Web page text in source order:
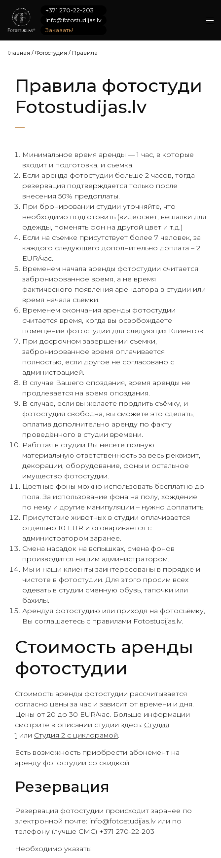
+371 270-22-203
info@fotostudijas.lv
Заказать!
Главная / Фотостудия / Правила
Правила фотостуди
Fotostudijas.lv
Минимальное время аренды — 1 час, в которые
входит и подготовка, и съемка.
Если аренда фотостудии больше 2 часов, тогда
резервация подтверждается только после
внесения 50% предоплаты.
При бронировании студии уточняйте, что
необходимо подготовить (видеосвет, вешалки для
одежды, поменять фон на другой цвет и т.д.)
Если на съемке присутствует более 7 человек, за
каждого следующего дополнительно доплата – 2
EUR/час.
Временем начала аренды фотостудии считается
забронированное время, а не время
фактического появления арендатора в студии или
время начала съёмки.
Временем окончания аренды фотостудии
считается время, когда вы освобождаете
помещение фотостудии для следующих Клиентов.
При досрочном завершении съемки,
забронированное время оплачивается
полностью, если другое не согласовано с
администрацией.
В случае Вашего опоздания, время аренды не
продлевается на время опоздания.
В случае, если вы желаете продлить съёмку, и
фотостудия свободна, вы сможете это сделать,
оплатив дополнительно аренду по факту
проведённого в студии времени.
Работая в студии Вы несете полную
материальную ответственность за весь реквизит,
декорации, оборудование, фоны и остальное
имущество фотостудии.
Цветные фоны можно использовать бесплатно до
пола. За использование фона на полу, хождение
по нему и другие манипуляции – нужно доплатить.
Присутствие животных в студии оплачивается
отдельно 10 EUR и оговаривается с
администратором заранее.
Смена насадок на вспышках, смена фонов
производится нашим администратором.
Мы и наши клиенты заинтересованы в порядке и
чистоте в фотостудии. Для этого просим всех
одевать в студии сменную обувь, тапочки или
бахилы.
Арендуя фотостудию или приходя на фотосъёмку,
Вы соглашаетесь с правилами Fotostudijas.lv.
Стоимость аренды
фотостудии
Стоимость аренды фотостудии рассчитывается
согласно цены за час и зависит от времени и дня.
Цены от 20 до 30 EUR/час. Больше информации
смотрите в описании студии здесь: Студия
1 или Студия 2 с циклорамой.
Есть возможность приобрести абонемент на
аренду фотостудии со скидкой.
Резервация
Резервация фотостудии происходит заранее по
электронной почте: info@fotostudijas.lv или по
телефону (лучше СМС) +371 270-22-203
Необходимо указать: